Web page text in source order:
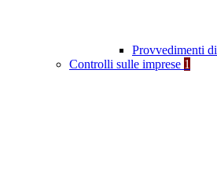
Provvedimenti
Controlli sulle imprese 1